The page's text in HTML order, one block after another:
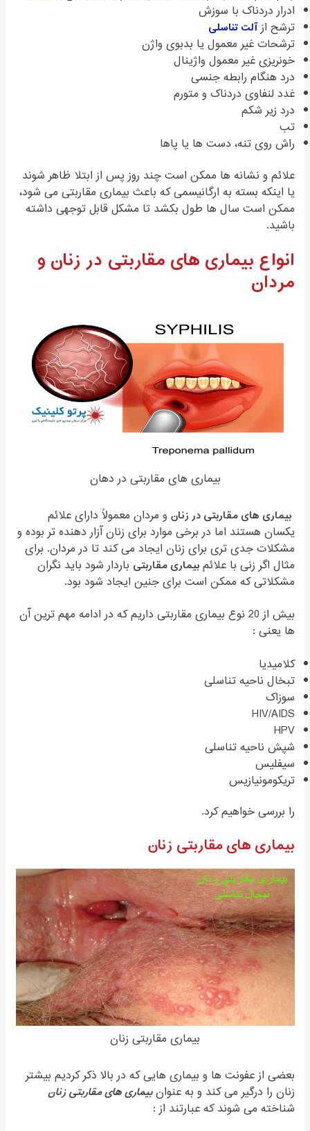
ادرار دردناک با سوزش
ترشح ازآلت تناسلی
ترشحات غیر معمول یا بدبوی واژن
خونریزی غیر معمول واژینال
درد هنگام رابطه جنسی
غدد لنفاوی دردناک و متورم
درد زیر شکم
تب
راش روی تنه، دست ها یا پاها
علائم و نشانه ها ممکن است چند روز پس از ابتلا ظاهر شوند
یا اینکه بسته به ارگانیسمی که باعث بیماری مقاربتی می شود،
ممکن است سال ها طول بکشد تا مشکل قابل توجهی داشته
باشید.
انواع بیماری های مقاربتی در زنان و
مردان
بیماری های مقاربتی در دهان
بیماری های مقاربتی در زنان و مردان معمولاً دارای علائم
یکسان هستند اما در برخی موارد برای زنان آزار دهنده تر بوده و
مشکلات جدی تری برای زنان ایجاد می کند تا در مردان. برای
مثال اگر زنی با علائمبیماری مقاربتی باردار شود باید نگران
مشکلاتی که ممکن است برای جنین ایجاد شود بود.
بیش از 20 نوع بیماری مقاربتی داریم که در ادامه مهم ترین آن
ها یعنی :
کلامیدیا
تبخال ناحیه تناسلی
سوزاک
HIV/AIDS
HPV
شپش ناحیه تناسلی
سیفلیس
تریکومونیازیس
را بررسی خواهیم کرد.
بیماری های مقاربتی زنان
بیماری مقاربتی زنان
بعضی از عفونت ها و بیماری هایی که در بالا ذکر کردیم بیشتر
زنان را درگیر می کند و به عنوانبیماری های مقاربتی زنان
شناخته می شوند که عبارتند از :